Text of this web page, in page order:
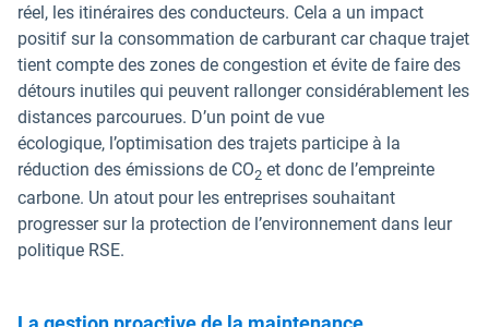
réel, les itinéraires des conducteurs. Cela a un impact
positif sur la consommation de carburant car chaque trajet
tient compte des zones de congestion et évite de faire des
détours inutiles qui peuvent rallonger considérablement les
distances parcourues. D’un point de vue
écologique, l’optimisation des trajets participe à la
réduction des émissions de CO2 et donc de l’empreinte
carbone. Un atout pour les entreprises souhaitant
progresser sur la protection de l’environnement dans leur
politique RSE.